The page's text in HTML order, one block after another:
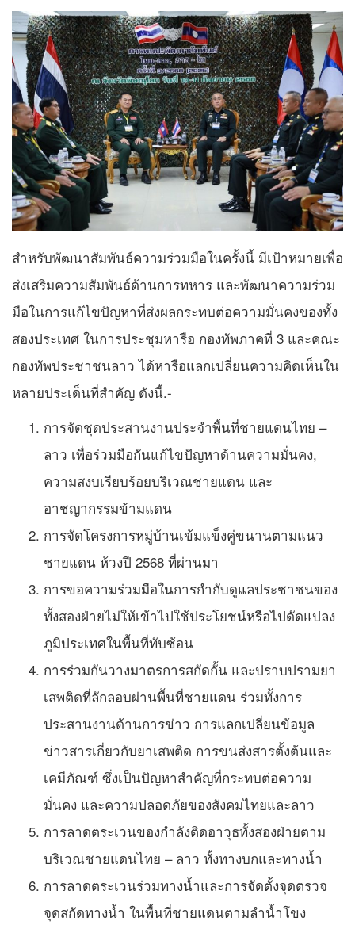
สำหรับพัฒนาสัมพันธ์ความร่วมมือในครั้งนี้ มีเป้าหมายเพื่อ
ส่งเสริมความสัมพันธ์ด้านการทหาร และพัฒนาความร่วม
มือในการแก้ไขปัญหาที่ส่งผลกระทบต่อความมั่นคงของทั้ง
สองประเทศ ในการประชุมหารือ กองทัพภาคที่ 3 และคณะ
กองทัพประชาชนลาว ได้หารือแลกเปลี่ยนความคิดเห็นใน
หลายประเด็นที่สำคัญ ดังนี้.-
การจัดชุดประสานงานประจำพื้นที่ชายแดนไทย –
ลาว เพื่อร่วมมือกันแก้ไขปัญหาด้านความมั่นคง,
ความสงบเรียบร้อยบริเวณชายแดน และ
อาชญากรรมข้ามแดน
การจัดโครงการหมู่บ้านเข้มแข็งคู่ขนานตามแนว
ชายแดน ห้วงปี 2568 ที่ผ่านมา
การขอความร่วมมือในการกำกับดูแลประชาชนของ
ทั้งสองฝ่ายไม่ให้เข้าไปใช้ประโยชน์หรือไปดัดแปลง
ภูมิประเทศในพื้นที่ทับซ้อน
การร่วมกันวางมาตรการสกัดกั้น และปราบปรามยา
เสพติดที่ลักลอบผ่านพื้นที่ชายแดน ร่วมทั้งการ
ประสานงานด้านการข่าว การแลกเปลี่ยนข้อมูล
ข่าวสารเกี่ยวกับยาเสพติด การขนส่งสารตั้งต้นและ
เคมีภัณฑ์ ซึ่งเป็นปัญหาสำคัญที่กระทบต่อความ
มั่นคง และความปลอดภัยของสังคมไทยและลาว
การลาดตระเวนของกำลังติดอาวุธทั้งสองฝ่ายตาม
บริเวณชายแดนไทย – ลาว ทั้งทางบกและทางน้ำ
การลาดตระเวนร่วมทางน้ำและการจัดตั้งจุดตรวจ
จุดสกัดทางน้ำ ในพื้นที่ชายแดนตามลำน้ำโขง